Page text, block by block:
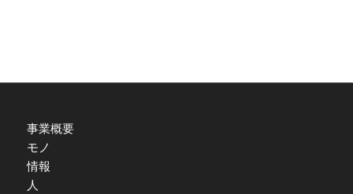
事業概要
モノ
情報
人